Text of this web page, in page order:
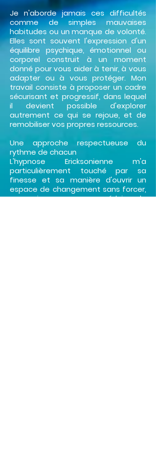
Je n'aborde jamais ces difficultés
comme de simples mauvaises
habitudes ou un manque de volonté.
Elles sont souvent l'expression d'un
équilibre psychique, émotionnel ou
corporel construit à un moment
donné pour vous aider à tenir, à vous
adapter ou à vous protéger. Mon
travail consiste à proposer un cadre
sécurisant et progressif, dans lequel
il devient possible d'explorer
autrement ce qui se rejoue, et de
remobiliser vos propres ressources.
Une approche respectueuse du
rythme de chacun
L'hypnose Ericksonienne m'a
particulièrement touché par sa
finesse et sa manière d'ouvrir un
espace de changement sans forcer,
sans imposer, sans réduire la